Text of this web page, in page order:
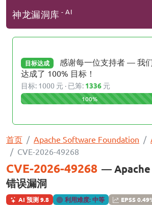
神龙漏洞库 - AI
目标达成
感谢每一位支持者 — 我
达成了 100% 目标！
目标: 1000 元 · 已筹: 1336 元
100%
首页 Apache Software Foundation
CVE-2026-49268
CVE-2026-49268 — Apache
错误漏洞
AI 预测 9.8 利用难度: 中等 EPSS